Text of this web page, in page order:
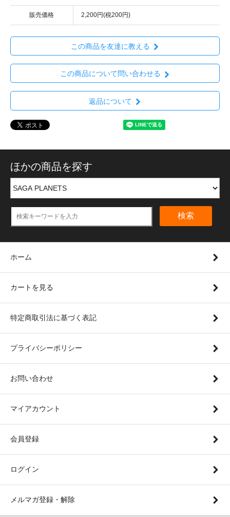
販売価格 2,200円(税200円)
この商品を友達に教える
この商品について問い合わせる
返品について
ほかの商品を探す
検索
ホーム
カートを見る
特定商取引法に基づく表記
プライバシーポリシー
お問い合わせ
マイアカウント
会員登録
ログイン
メルマガ登録・解除